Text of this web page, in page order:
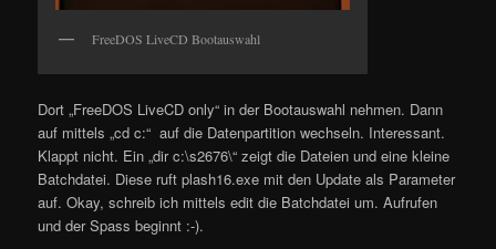
FreeDOS LiveCD Bootauswahl
Dort „FreeDOS LiveCD only“ in der Bootauswahl nehmen. Dann
auf mittels „cd c:“ auf die Datenpartition wechseln. Interessant.
Klappt nicht. Ein „dir c:\s2676\“ zeigt die Dateien und eine kleine
Batchdatei. Diese ruft plash16.exe mit den Update als Parameter
auf. Okay, schreib ich mittels edit die Batchdatei um. Aufrufen
und der Spass beginnt :-).